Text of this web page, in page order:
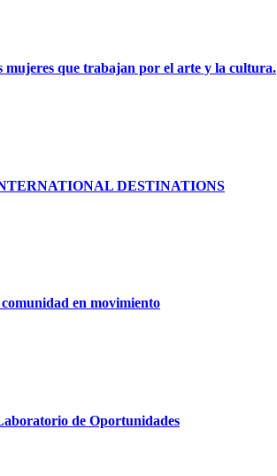
mujeres que trabajan por el arte y la cultura.
DESTINATIONS
en movimiento
de Oportunidades